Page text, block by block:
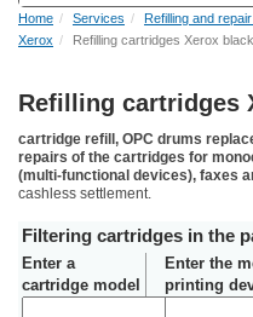
Home Services Refilling and
Xerox
Refilling cartridges Xerox black
Refilling cartridges
cartridge refill, OPC drums
repairs of the cartridges for
(multi-functional devices), faxes
cashless settlement.
Filtering cartridges in the
Enter a
cartridge model
Enter the
printing